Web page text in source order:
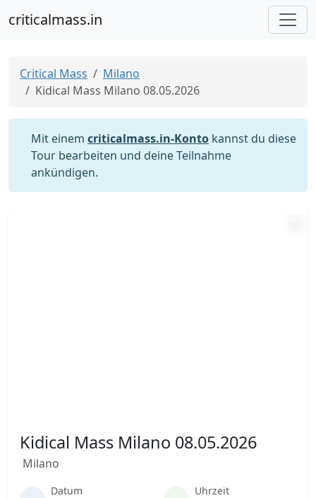
criticalmass.in
Critical Mass
Milano
Kidical Mass Milano 08.05.2026
Mit einem criticalmass.in-Konto kannst du diese
Tour bearbeiten und deine Teilnahme
ankündigen.
Kidical Mass Milano 08.05.2026
Milano
Datum Uhrzeit